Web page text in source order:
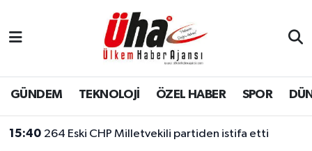
GÜNDEM TEKNOLOJİ ÖZEL HABER SPOR
15:40 264 Eski CHP Milletvekili partiden istifa etti
İstanbul Nöbetçi Eczaneler
İstanbul Hava Durumu